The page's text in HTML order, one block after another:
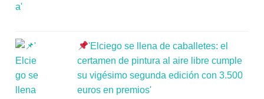
'Elciego se llena de caballetes: el
certamen de pintura al aire libre cumple
su vigésimo segunda edición con 3.500
euros en premios'